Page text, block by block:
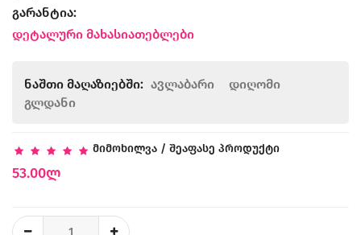
გარანტია:
დეტალური მახასიათებლები
ნაშთი მაღაზიებში: ავლაბარი
დიღომი
გლდანი
მიმოხილვა / შეაფასე პროდუქტი
53.00ლ